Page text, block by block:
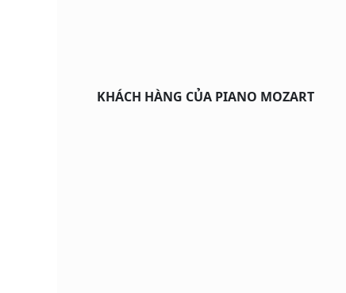
KHÁCH HÀNG CỦA PIANO MOZART